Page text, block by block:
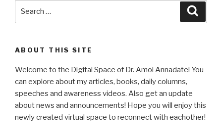
ABOUT THIS SITE
Welcome to the Digital Space of Dr. Amol Annadate! You
can explore about my articles, books, daily columns,
speeches and awareness videos. Also get an update
about news and announcements! Hope you will enjoy this
newly created virtual space to reconnect with eachother!